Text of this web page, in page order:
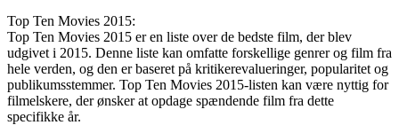
Top Ten Movies 2015:
Top Ten Movies 2015 er en liste over de bedste film, der blev
udgivet i 2015. Denne liste kan omfatte forskellige genrer og film fra
hele verden, og den er baseret på kritikerevalueringer, popularitet og
publikumsstemmer. Top Ten Movies 2015-listen kan være nyttig for
filmelskere, der ønsker at opdage spændende film fra dette
specifikke år.